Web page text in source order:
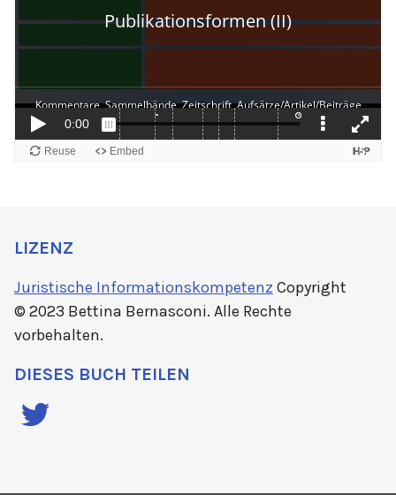
LIZENZ
Juristische Informationskompetenz Copyright
© 2023 Bettina Bernasconi. Alle Rechte
vorbehalten.
DIESES BUCH TEILEN